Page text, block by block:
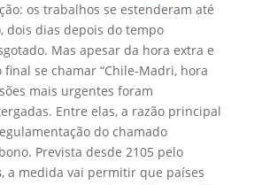
os trabalhos se estenderam até
dois dias depois do tempo
Mas apesar da hora extra e
se chamar “Chile-Madri, hora
mais urgentes foram
Entre elas, a razão principal
do chamado
Prevista desde 2105 pelo
, a medida vai permitir que países